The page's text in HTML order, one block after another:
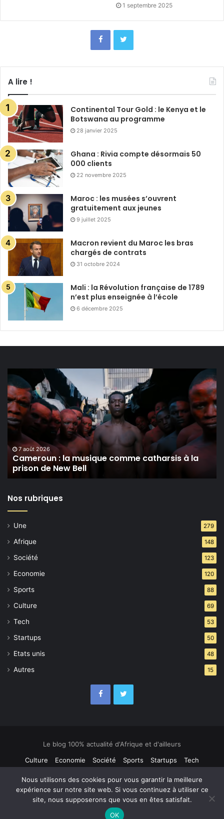
1 septembre 2025
A lire !
Continental Tour Gold : le Kenya et le
Botswana au programme
28 janvier 2025
Ghana : Rivia compte désormais 50
000 clients
22 novembre 2025
Maroc : les musées s’ouvrent
gratuitement aux jeunes
9 juillet 2025
Macron revient du Maroc les bras
chargés de contrats
31 octobre 2024
Mali : la Révolution française de 1789
n’est plus enseignée à l’école
6 décembre 2025
la
musique
comme
catharsis
à
prison
de
New
Bell
7 août 2026
Cameroun : la musique comme catharsis à la
prison de New Bell
Nos rubriques
Une 279
Afrique 148
Société 123
Economie 120
Sports 88
Culture 69
Tech 53
Startups 50
Etats unis 48
Autres 15
Le blog 100% actualité d'Afrique et d'ailleurs
Culture
Economie Société Sports Startups
Tech
Nous utilisons des cookies pour vous garantir la meilleure
expérience sur notre site web. Si vous continuez à utiliser ce
site, nous supposerons que vous en êtes satisfait.
OK